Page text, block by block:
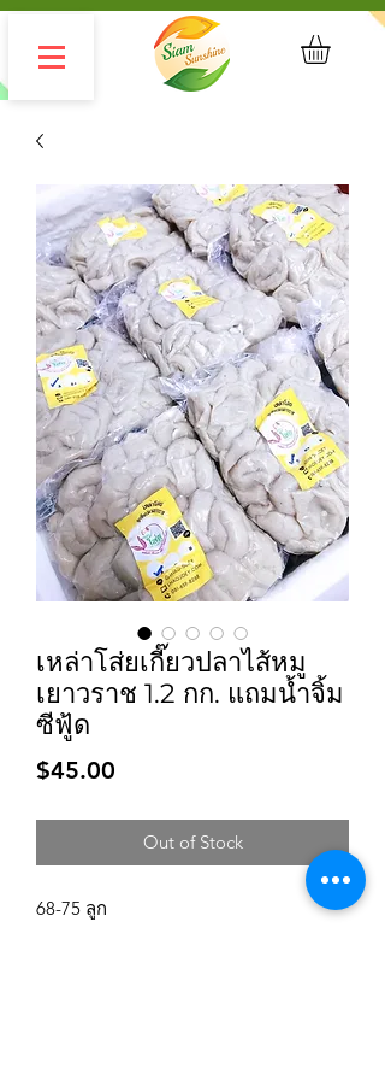
เหล่าโส่ยเกี๊ยวปลาไส้หมู
เยาวราช 1.2 กก. แถมน้ำจิ้ม
ซีฟู้ด
$45.00
Out of Stock
68-75 ลูก